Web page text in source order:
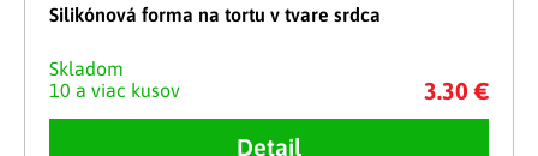
Silikónová forma na tortu v tvare srdca
Skladom
10 a viac kusov
3.30 €
Detail